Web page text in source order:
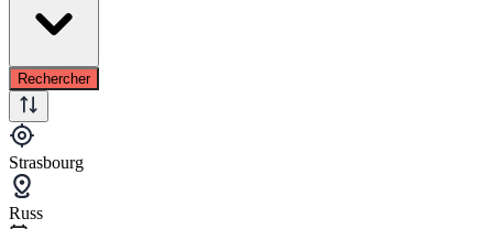
Rechercher
Strasbourg
Russ